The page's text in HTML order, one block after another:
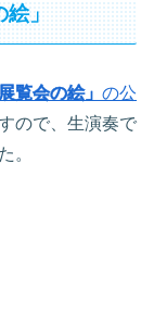
絵」
展覧会の絵」 の公
ので、生演奏で
。